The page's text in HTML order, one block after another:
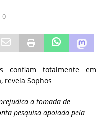
0
confiam totalmente em
revela Sophos
a tomada de
pesquisa apoiada pela